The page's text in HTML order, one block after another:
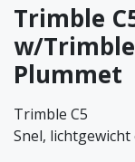
Trimble
w/
Plummet
Trimble C5
Snel,